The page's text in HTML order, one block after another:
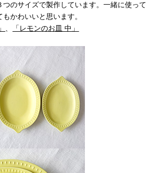
つのサイズで製作しています。一緒に使って
かわいいと思います。
、 「レモンのお皿 中」